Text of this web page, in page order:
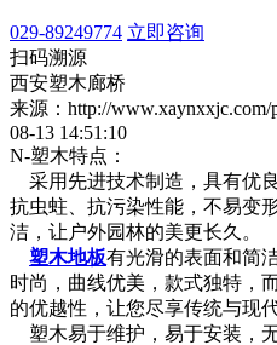
029-89249774 立即咨询
扫码溯源
西安塑木廊桥
来源：http://www.xaynxxjc.com/
08-13 14:51:10
N-塑木特点：
采用先进技术制造，具有优
抗虫蛀、抗污染性能，不易变
洁，让户外园林的美更长久。
塑木地板有光滑的表面和简
时尚，曲线优美，款式独特，
的优越性，让您尽享传统与现
塑木易于维护，易于安装，